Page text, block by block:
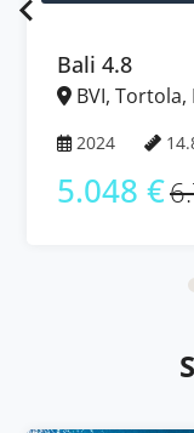
Bali 4.8
BVI,
2024
5.048 €